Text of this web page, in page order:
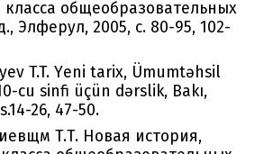
класса общеобразовательных
Элферул, 2005, с. 80-95, 102-
T.T. Yеni tariх, Ümumtəhsil
cu sinfi üçün dərslik, Bakı,
26, 47-50.
Т.Т. Новая история,